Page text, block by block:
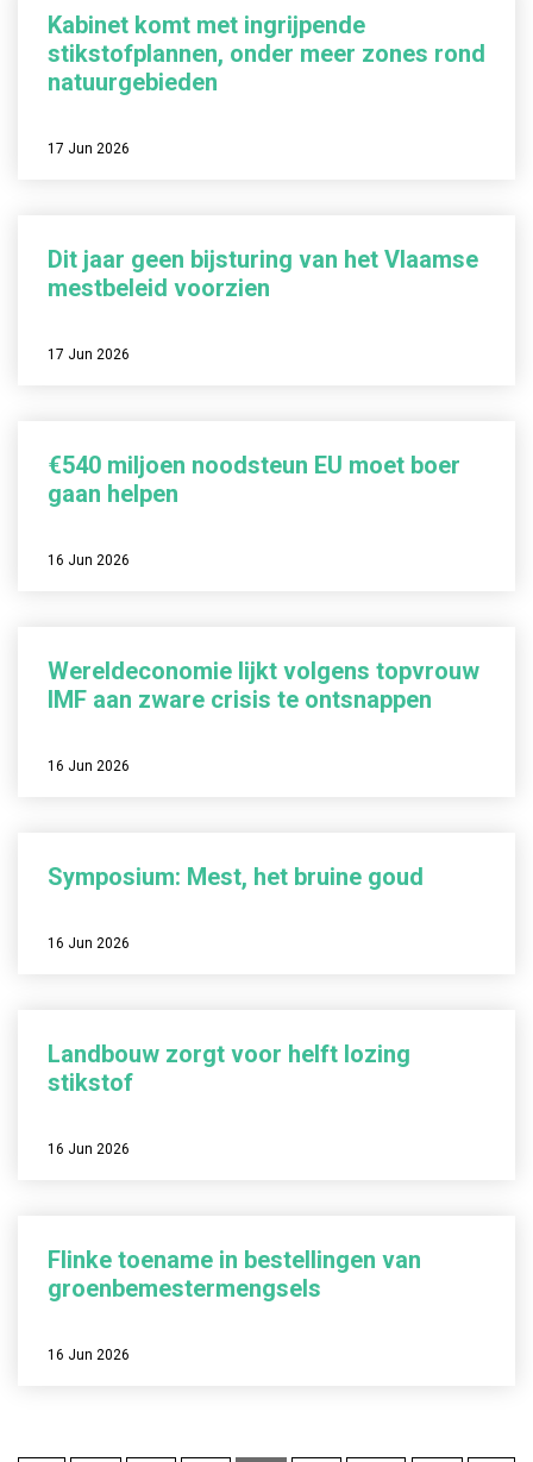
Kabinet komt met ingrijpende
stikstofplannen, onder meer zones rond
natuurgebieden
17 Jun 2026
Dit jaar geen bijsturing van het Vlaamse
mestbeleid voorzien
17 Jun 2026
€540 miljoen noodsteun EU moet boer
gaan helpen
16 Jun 2026
Wereldeconomie lijkt volgens topvrouw
IMF aan zware crisis te ontsnappen
16 Jun 2026
Symposium: Mest, het bruine goud
16 Jun 2026
Landbouw zorgt voor helft lozing
stikstof
16 Jun 2026
Flinke toename in bestellingen van
groenbemestermengsels
16 Jun 2026